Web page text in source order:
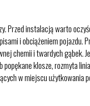
Przed instalacją warto
i obciążeniem pojazdu.
chemii i twardych gąbek.
klosze, rozmyta
w miejscu użytkowania